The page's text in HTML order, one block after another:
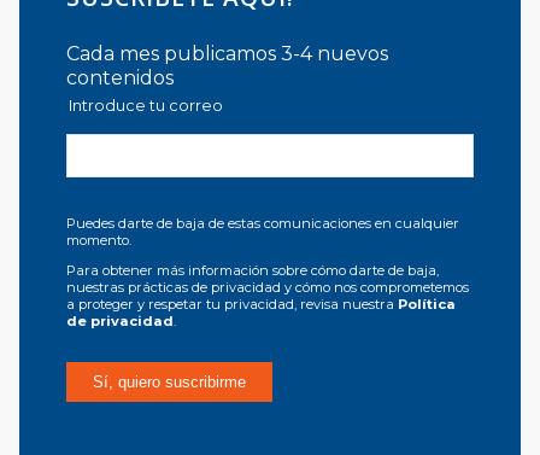
Cada mes publicamos 3-4 nuevos
contenidos
Introduce tu correo
Puedes darte de baja de estas comunicaciones en cualquier
momento.
Para obtener más información sobre cómo darte de baja,
nuestras prácticas de privacidad y cómo nos comprometemos
a proteger y respetar tu privacidad, revisa nuestra Política
de privacidad.